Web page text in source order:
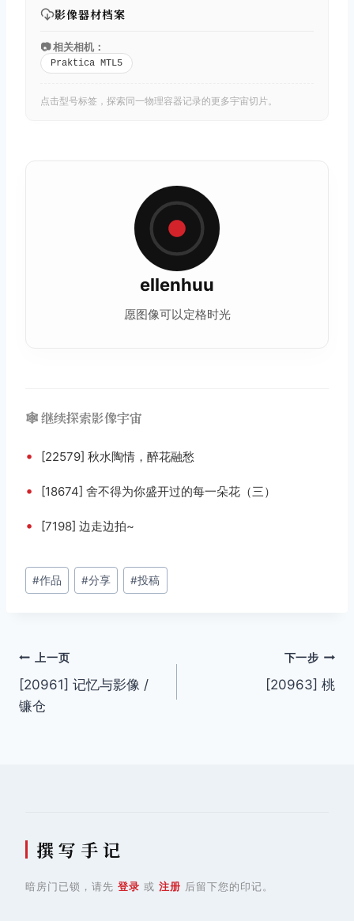
影像器材档案
📷 相关相机：
Praktica MTL5
点击型号标签，探索同一物理容器记录的更多宇宙切片。
ellenhuu
愿图像可以定格时光
🕸️ 继续探索影像宇宙
• [22579] 秋水陶情，醉花融愁
• [18674] 舍不得为你盛开过的每一朵花（三）
• [7198] 边走边拍~
文
章
#作品 #分享 #投稿
文
章
上一页
[20961] 记忆与影像 /
镰仓
下一步
[20963] 桃
撰 写 手 记
暗房门已锁，请先 登录 或 注册 后留下您的印记。